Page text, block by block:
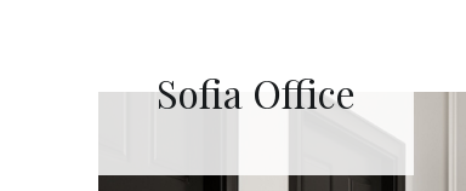
Sofia Office